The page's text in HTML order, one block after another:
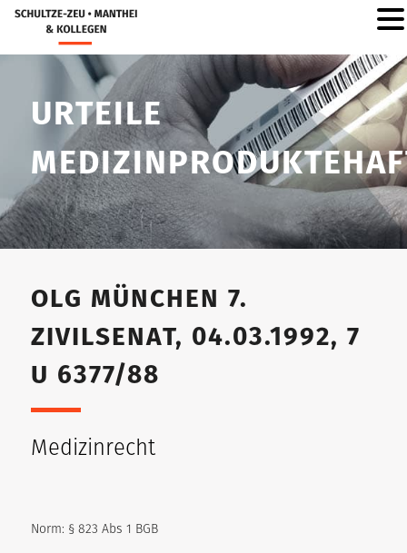
URTEILE
OLG MÜNCHEN 7.
ZIVILSENAT, 04.03.1992, 7
U 6377/88
Medizinrecht
Norm: § 823 Abs 1 BGB